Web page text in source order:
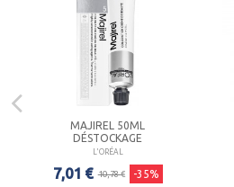
MAJIREL 50ML
DÉSTOCKAGE
L'ORÉAL
7,01 € 10,78 € -35%